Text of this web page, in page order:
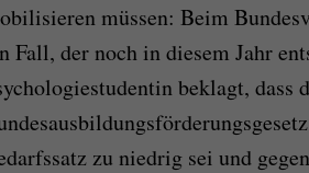
müssen: Beim
Fall, der noch in diesem Jahr
beklagt, dass
zu niedrig sei und